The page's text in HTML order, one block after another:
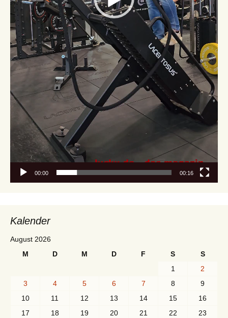
00:00 00:16
Kalender
August 2026
M
D M D F S
S
1
2
3
4 5 6 7 8
9
10
11 12 13 14 15
16
17
18 19 20 21 22
23